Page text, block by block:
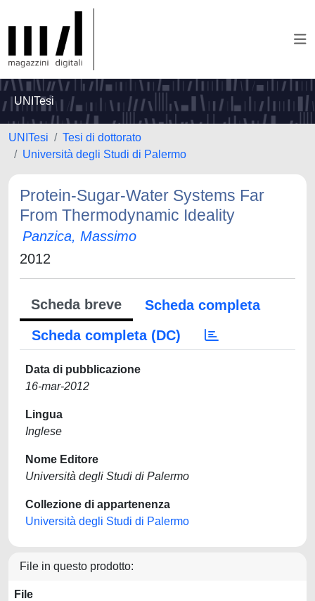
UNITesi
UNITesi
Tesi di dottorato
Università degli Studi di Palermo
Protein-Sugar-Water Systems Far
From Thermodynamic Ideality
Panzica, Massimo
2012
Scheda breve
Scheda completa
Scheda completa (DC)
Data di pubblicazione
16-mar-2012
Lingua
Inglese
Nome Editore
Università degli Studi di Palermo
Collezione di appartenenza
Università degli Studi di Palermo
File in questo prodotto:
File